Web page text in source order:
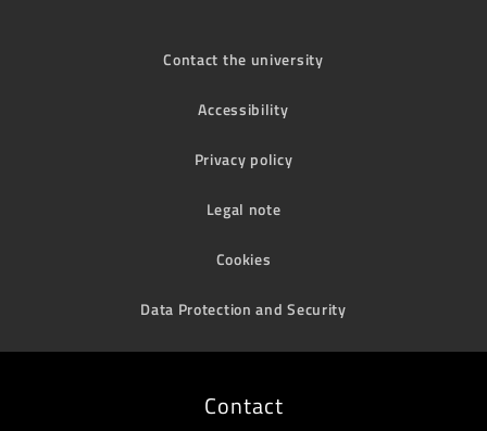
Contact the university
Accessibility
Privacy policy
Legal note
Cookies
Data Protection and Security
Contact